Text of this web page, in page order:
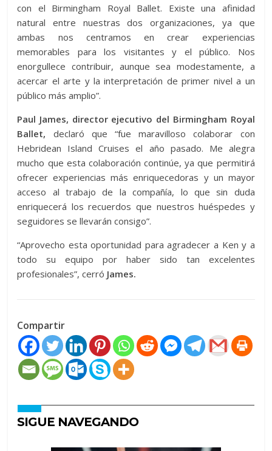
con el Birmingham Royal Ballet. Existe una afinidad
natural entre nuestras dos organizaciones, ya que
ambas nos centramos en crear experiencias
memorables para los visitantes y el público. Nos
enorgullece contribuir, aunque sea modestamente, a
acercar el arte y la interpretación de primer nivel a un
público más amplio”.
Paul James, director ejecutivo del Birmingham Royal
Ballet, declaró que “fue maravilloso colaborar con
Hebridean Island Cruises el año pasado. Me alegra
mucho que esta colaboración continúe, ya que permitirá
ofrecer experiencias más enriquecedoras y un mayor
acceso al trabajo de la compañía, lo que sin duda
enriquecerá los recuerdos que nuestros huéspedes y
seguidores se llevarán consigo”.
“Aprovecho esta oportunidad para agradecer a Ken y a
todo su equipo por haber sido tan excelentes
profesionales”, cerró James.
Compartir
SIGUE NAVEGANDO